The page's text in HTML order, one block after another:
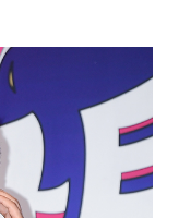
폭발물 지킨 안보현, '악마 교관' 정은채와 재회(재벌…
외신까지 퍼지고 있는 축구협회 성접대 논란…2002 한…
대놓고 '심판 마사지'로 결재 받기도…최종 결재권자는 …
태국에서 새 도전 시작하는 박항서 감독 "원팀 만들어 …